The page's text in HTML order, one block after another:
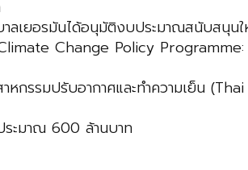
ยอรมันได้อนุมัติงบประมาณสนับสนุนใ
Change Policy
หกรรมปรับอากาศและทำความเย็น
ระมาณ 600 ล้านบาท